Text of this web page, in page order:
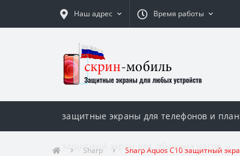
Наш адрес Время работы
защитные экраны для телефонов и
защитный экран для обычных часов
Sharp Sharp Aquos C10 защитный